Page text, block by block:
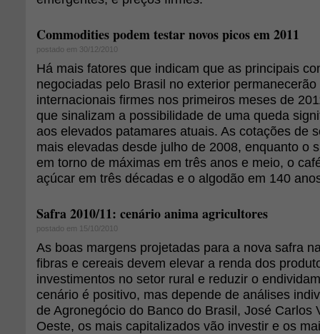
Commodities podem testar novos picos em 2011
postado em 30/12/2010
Há mais fatores que indicam que as principais
negociadas pelo Brasil no exterior
internacionais firmes nos primeiros meses de
que sinalizam a possibilidade de uma queda
aos elevados patamares atuais. As cotações de
mais elevadas desde julho de 2008, enquanto o
em torno de máximas em três anos e meio, o
açúcar em três décadas e o algodão em 140
Safra 2010/11: cenário anima agricultores
postado em 15/10/2010
As boas margens projetadas para a nova safra
fibras e cereais devem elevar a renda dos
investimentos no setor rural e reduzir o
cenário é positivo, mas depende de análises
de Agronegócio do Banco do Brasil, José Carlos
Oeste, os mais capitalizados vão investir e os